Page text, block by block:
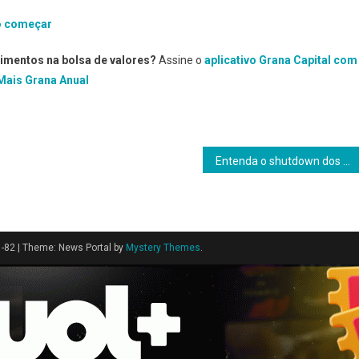
começar
na bolsa de valores? Assine o aplicativo Grana Capital
Grana Anual
82 Theme: News Portal by Mystery Themes.